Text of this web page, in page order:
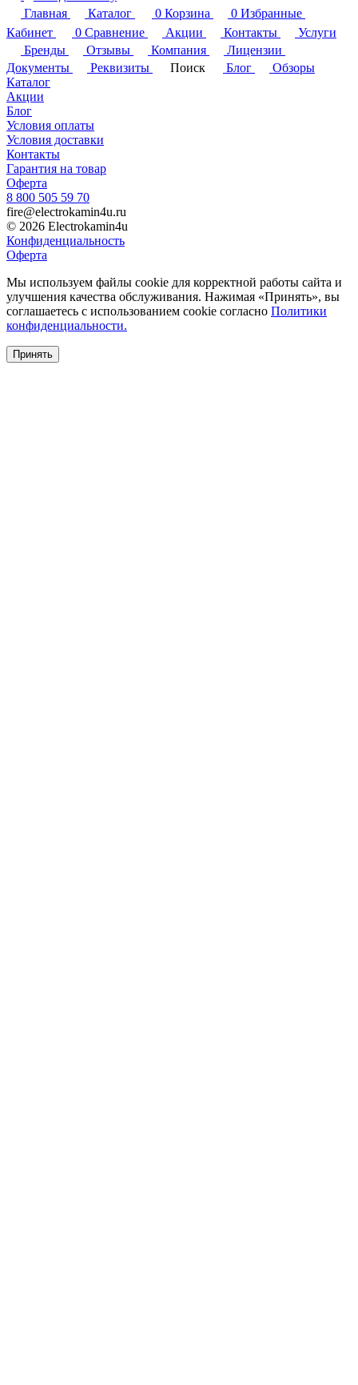
Главная
Каталог 0 Корзина 0 Избранные
Кабинет
0 Сравнение Акции Контакты
Услуги
Бренды
Отзывы Компания
Лицензии
Документы
Реквизиты Поиск Блог
Обзоры
Каталог
Акции
Блог
Условия оплаты
Условия доставки
Контакты
Гарантия на товар
Оферта
8 800 505 59 70
fire@electrokamin4u.ru
© 2026 Electrokamin4u
Конфиденциальность
Оферта
Мы используем файлы cookie для корректной работы сайта и
улучшения качества обслуживания. Нажимая «Принять», вы
соглашаетесь с использованием cookie согласно Политики
конфиденциальности.
Принять